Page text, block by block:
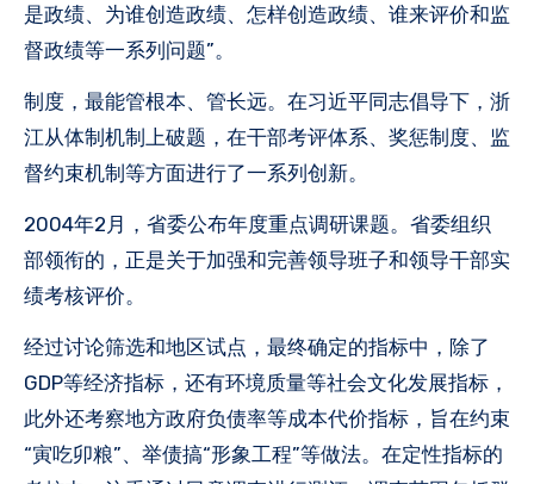
是政绩、为谁创造政绩、怎样创造政绩、谁来评价和监
督政绩等一系列问题”。
制度，最能管根本、管长远。在习近平同志倡导下，浙
江从体制机制上破题，在干部考评体系、奖惩制度、监
督约束机制等方面进行了一系列创新。
2004年2月，省委公布年度重点调研课题。省委组织
部领衔的，正是关于加强和完善领导班子和领导干部实
绩考核评价。
经过讨论筛选和地区试点，最终确定的指标中，除了
GDP等经济指标，还有环境质量等社会文化发展指标，
此外还考察地方政府负债率等成本代价指标，旨在约束
“寅吃卯粮”、举债搞“形象工程”等做法。在定性指标的